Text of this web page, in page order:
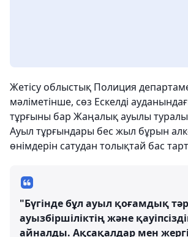
Жетісу облыстық Полиция
мәліметінше, сөз Ескелді
тұрғыны бар Жаңалық ауылы
Ауыл тұрғындары бес жыл бұрын
өнімдерін сатудан толықтай бас
"Бүгінде бұл ауыл қоғамдық
ауызбіршіліктің және
айналды. Ақсақалдар мен